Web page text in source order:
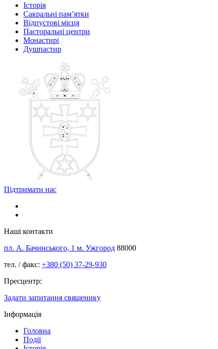
Історія
Сакральні пам’ятки
Відпустові місця
Пасторальні центри
Монастирі
Душпастир
Підтримати нас
Наші контакти
пл. А. Бачинського, 1 м. Ужгород 88000
тел. / факс: +380 (50) 37-29-930
Пресцентр:
Задати запитання священику
Інформація
Головна
Події